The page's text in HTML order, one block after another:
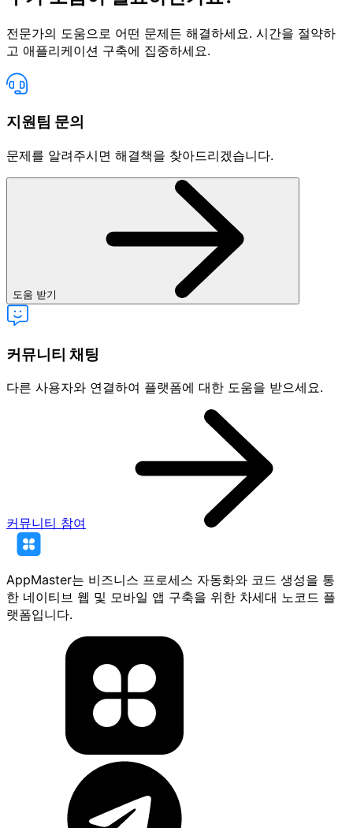
전문가의 도움으로 어떤 문제든 해결하세요. 시간을 절약하
고 애플리케이션 구축에 집중하세요.
지원팀 문의
문제를 알려주시면 해결책을 찾아드리겠습니다.
도움 받기
커뮤니티 채팅
다른 사용자와 연결하여 플랫폼에 대한 도움을 받으세요.
커뮤니티 참여
AppMaster는 비즈니스 프로세스 자동화와 코드 생성을 통
한 네이티브 웹 및 모바일 앱 구축을 위한 차세대 노코드 플
랫폼입니다.